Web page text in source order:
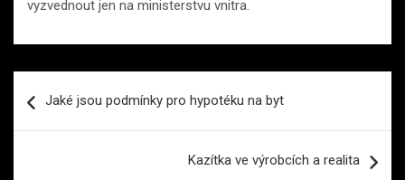
vyzvednout jen na ministerstvu vnitra.
proJaké jsou podmínky pro hypotéku na byt
Kazítka ve výrobcích a realita